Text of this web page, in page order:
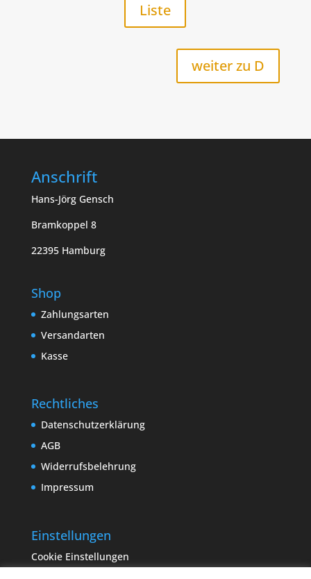
Liste
weiter zu D
Anschrift
Hans-Jörg Gensch
Bramkoppel 8
22395 Hamburg
Shop
Zahlungsarten
Versandarten
Kasse
Rechtliches
Datenschutzerklärung
AGB
Widerrufsbelehrung
Impressum
Einstellungen
Cookie Einstellungen